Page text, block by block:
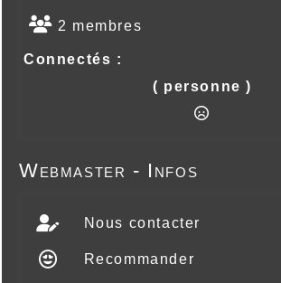
2 membres
Connectés :
( personne )
Webmaster - Infos
Nous contacter
Recommander